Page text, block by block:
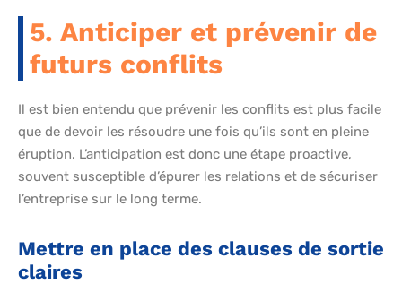
5. Anticiper et prévenir de
futurs conflits
Il est bien entendu que prévenir les conflits est plus facile
que de devoir les résoudre une fois qu’ils sont en pleine
éruption. L’anticipation est donc une étape proactive,
souvent susceptible d’épurer les relations et de sécuriser
l’entreprise sur le long terme.
Mettre en place des clauses de sortie
claires